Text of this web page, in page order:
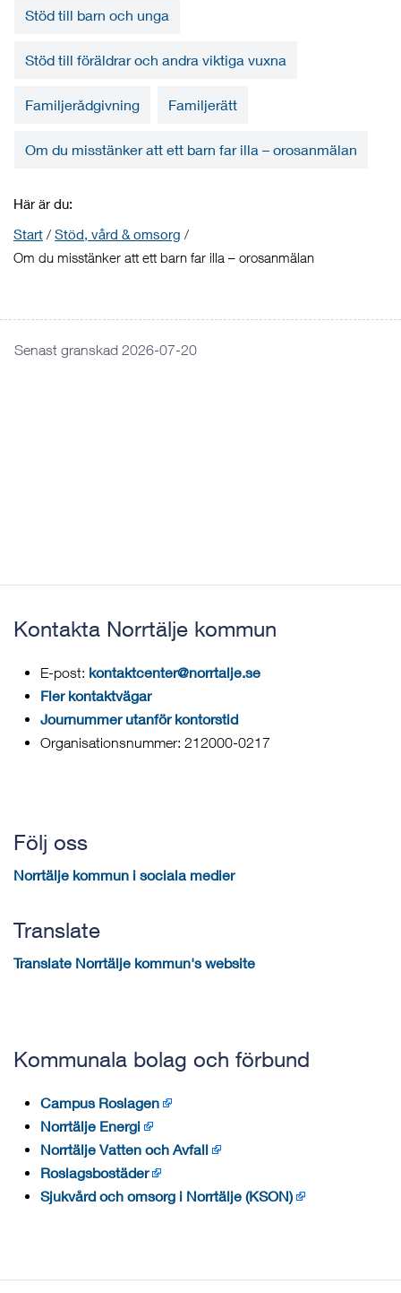
Stöd till barn och unga
Stöd till föräldrar och andra viktiga vuxna
Familjerådgivning Familjerätt
Om du misstänker att ett barn far illa – orosanmälan
Här är du:
Start / Stöd, vård & omsorg /
Om du misstänker att ett barn far illa – orosanmälan
Senast granskad 2026-07-20
Kontakta Norrtälje kommun
E-post: kontaktcenter@norrtalje.se
Fler kontaktvägar
Journummer utanför kontorstid
Organisationsnummer: 212000-0217
Följ oss
Norrtälje kommun i sociala medier
Translate
Translate Norrtälje kommun's website
Kommunala bolag och förbund
Campus Roslagen
Norrtälje Energi
Norrtälje Vatten och Avfall
Roslagsbostäder
Sjukvård och omsorg i Norrtälje (KSON)